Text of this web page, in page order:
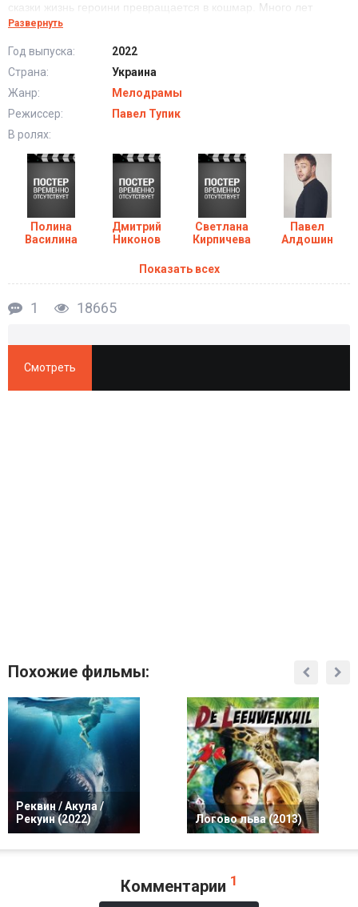
сказки жизнь героини превращается в кошмар. Много лет
минуло с тех пор, и страсти поутихли. Девушка стала
благодаря своему таланту и упорству. Всё это время её терзали
мрачные мысли о страшных событиях, произошедших с
бойфрендом. Сыщица понимает, что настал подходящий
момент для расследования рокового преступления, много лет
назад разрушившего её любовь. Неожиданным образом
у которой цыганские корни. Большое влияние на жизнь внучки
окажет старинный и сильный оберег в виде деревянного
гребешка. Сумеет ли Настя узнать тайны убийства, которое
произошло в далёком прошлом? Какую роль в судьбе героини
сыграет мистический талисман?
Сериал Деревянный гребешок (2022) в хорошем
Развернуть
Год выпуска:
2022
Страна:
Украина
Жанр:
Мелодрамы
Режиссер:
Павел Тупик
В ролях:
Полина
Василина
Дмитрий
Никонов
Светлана
Кирпичева
Павел
Алдошин
Показать всех
1 18665
Смотреть
Похожие фильмы:
Реквин / Акула /
Рекуин (2022)
Логово льва (2013)
Комментарии 1